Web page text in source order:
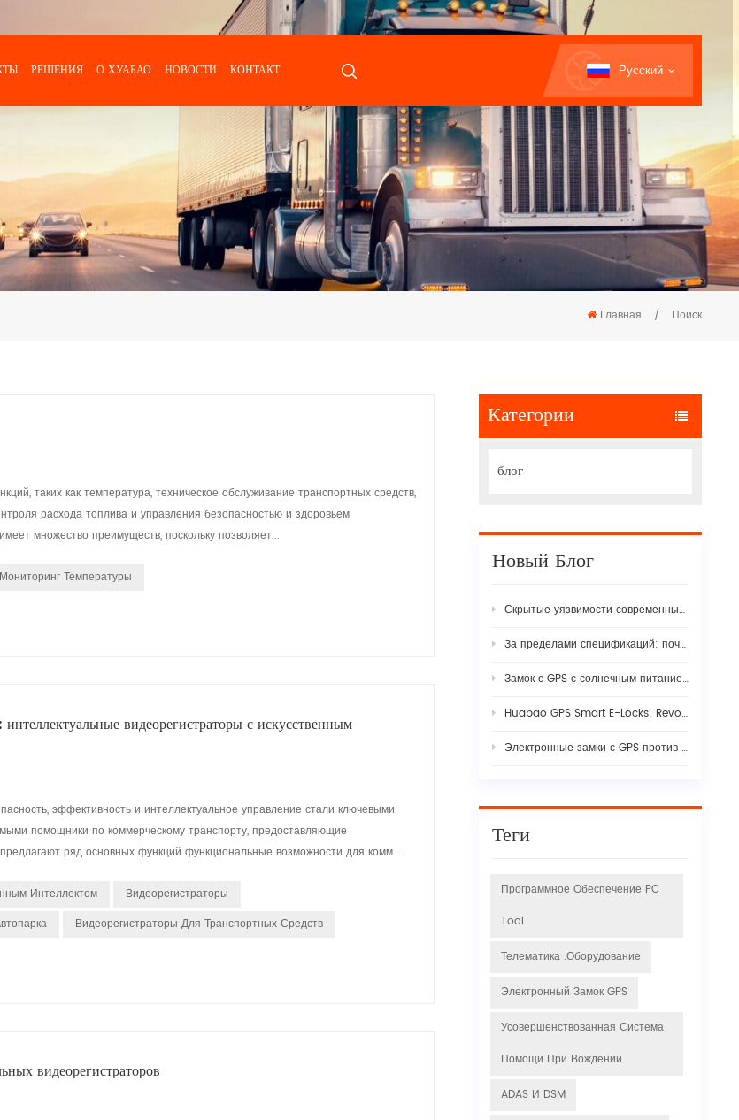
РЕШЕНИЯ О ХУАБАО НОВОСТИ КОНТАКТ Русский
Главная / Поиск
таких как температура, техническое обслуживание транспортных средств,
расхода топлива и управления безопасностью и здоровьем
множество преимуществ, поскольку позволяет...
Мониторинг Температуры
видеорегистраторы с искусственным
эффективность и интеллектуальное управление стали ключевыми
помощники по коммерческому транспорту, предоставляющие
ряд основных функций функциональные возможности для комм...
Интеллектом
Видеорегистраторы
Видеорегистраторы Для Транспортных Средств
видеорегистраторов
Категории
блог
Новый Блог
Скрытые уязвимости современных логистических цепочек поставок
За пределами спецификаций: почему настоящая стабильность ИИ-видеорегистраторов автопарка требует строгой синергии аппаратного и микропрограммного обеспечения
Замок с GPS с солнечным питанием: полное руководство по интеллектуальной безопасности грузов в 2026 году
Huabao GPS Smart E-Locks: Revolutionizing Customs Efficiency & Cross-Border Logistics with Digital Border Control
Электронные замки с GPS против традиционных пломб: обеспечение прозрачности при обеспечении безопасности грузов в современных системах.
Теги
Программное Обеспечение PC
Tool
Телематика .оборудование
Электронный Замок GPS
Усовершенствованная Система
Помощи При Вождении
ADAS И DSM